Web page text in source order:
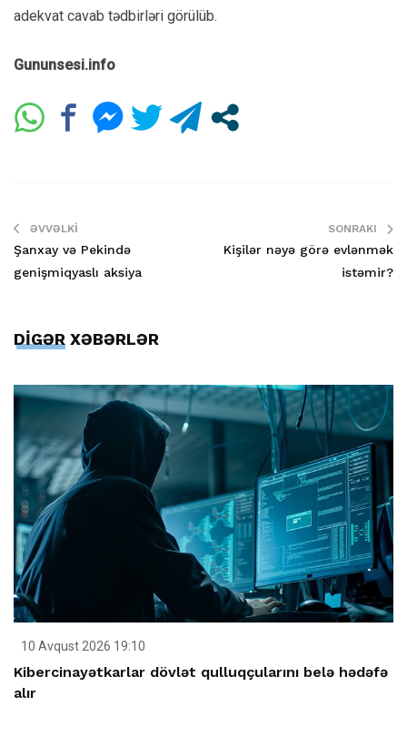
adekvat cavab tədbirləri görülüb.
Gununsesi.info
ƏVVƏLKI
Şanxay və Pekində
genişmiqyaslı aksiya
SONRAKI
Kişilər nəyə görə evlənmək
istəmir?
DİGƏR XƏBƏRLƏR
10 Avqust 2026 19:10
Kibercinayətkarlar dövlət qulluqçularını belə hədəfə
alır